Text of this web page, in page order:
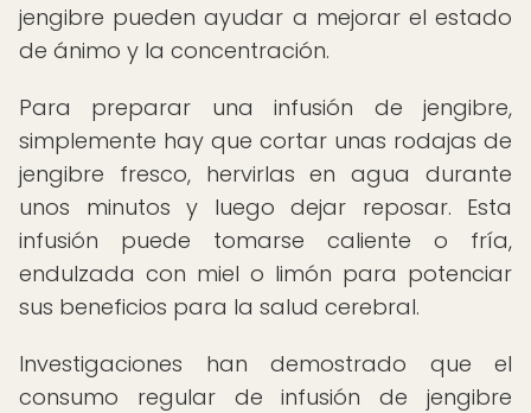
jengibre pueden ayudar a mejorar el estado
de ánimo y la concentración.
Para preparar una infusión de jengibre,
simplemente hay que cortar unas rodajas de
jengibre fresco, hervirlas en agua durante
unos minutos y luego dejar reposar. Esta
infusión puede tomarse caliente o fría,
endulzada con miel o limón para potenciar
sus beneficios para la salud cerebral.
Investigaciones han demostrado que el
consumo regular de infusión de jengibre